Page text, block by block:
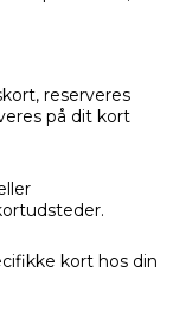
reserveres
på dit kort
kort hos din